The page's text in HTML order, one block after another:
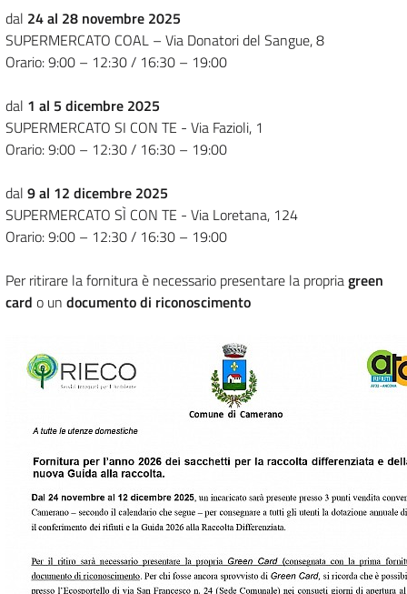
dal 24 al 28 novembre 2025
SUPERMERCATO COAL – Via Donatori del Sangue, 8
Orario: 9:00 – 12:30 / 16:30 – 19:00
dal 1 al 5 dicembre 2025
SUPERMERCATO SI CON TE - Via Fazioli, 1
Orario: 9:00 – 12:30 / 16:30 – 19:00
dal 9al 12 dicembre 2025
SUPERMERCATO SÌ CON TE - Via Loretana, 124
Orario: 9:00 – 12:30 / 16:30 – 19:00
Per ritirare la fornitura è necessario presentare la propriagreen
card o un documento di riconoscimento